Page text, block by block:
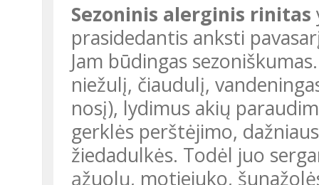
Sezoninis alerginis rinitas
prasidedantis anksti
Jam būdingas
niežulį, čiaudulį,
nosį), lydimus akių
gerklės perštėjimo,
žiedadulkės. Todėl juo
ąžuolų, motiejuko,